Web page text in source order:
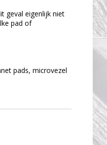
geval eigenlijk niet
pad of
pads, microvezel